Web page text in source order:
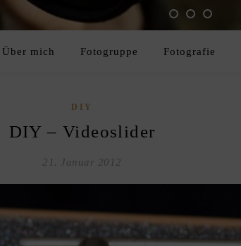
Über mich Fotogruppe Fotografie
DIY
DIY – Videoslider
21. Januar 2012